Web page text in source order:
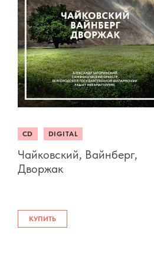
CD DIGITAL
Чайковский, Вайнберг,
Дворжак
КУПИТЬ